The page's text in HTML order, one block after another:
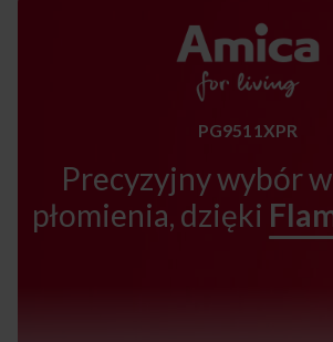
PG9511XPR
Precyzyjny wybór
płomienia, dzięki